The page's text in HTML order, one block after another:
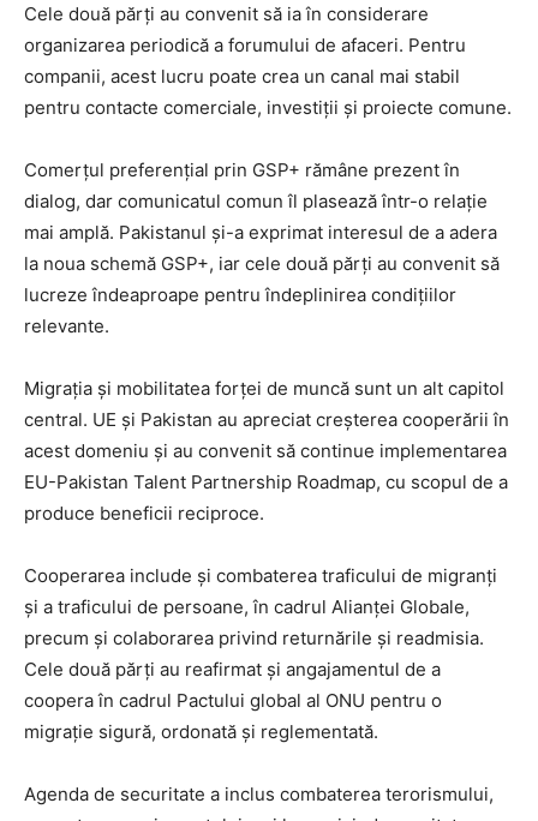
Cele două părți au convenit să ia în considerare
organizarea periodică a forumului de afaceri. Pentru
companii, acest lucru poate crea un canal mai stabil
pentru contacte comerciale, investiții și proiecte comune.
Comerțul preferențial prin GSP+ rămâne prezent în
dialog, dar comunicatul comun îl plasează într-o relație
mai amplă. Pakistanul și-a exprimat interesul de a adera
la noua schemă GSP+, iar cele două părți au convenit să
lucreze îndeaproape pentru îndeplinirea condițiilor
relevante.
Migrația și mobilitatea forței de muncă sunt un alt capitol
central. UE și Pakistan au apreciat creșterea cooperării în
acest domeniu și au convenit să continue implementarea
EU-Pakistan Talent Partnership Roadmap, cu scopul de a
produce beneficii reciproce.
Cooperarea include și combaterea traficului de migranți
și a traficului de persoane, în cadrul Alianței Globale,
precum și colaborarea privind returnările și readmisia.
Cele două părți au reafirmat și angajamentul de a
coopera în cadrul Pactului global al ONU pentru o
migrație sigură, ordonată și reglementată.
Agenda de securitate a inclus combaterea terorismului,